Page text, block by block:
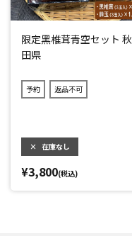
限定黑椎茸青空セット 秋
田県
予約 返品不可
× 在庫なし
¥3,800(税込)